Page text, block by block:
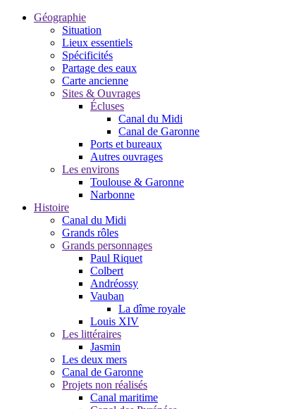
Géographie
Situation
Lieux essentiels
Spécificités
Partage des eaux
Carte ancienne
Sites & Ouvrages
Écluses
Canal du Midi
Canal de Garonne
Ports et bureaux
Autres ouvrages
Les environs
Toulouse & Garonne
Narbonne
Histoire
Canal du Midi
Grands rôles
Grands personnages
Paul Riquet
Colbert
Andréossy
Vauban
La dîme royale
Louis XIV
Les littéraires
Jasmin
Les deux mers
Canal de Garonne
Projets non réalisés
Canal maritime